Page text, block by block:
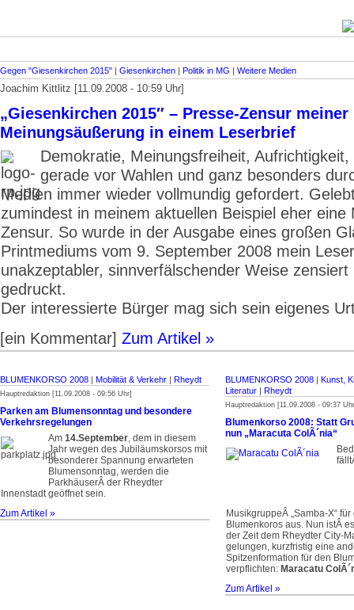
Gegen "Giesenkirchen 2015" | Giesenkirchen | Politik in MG | Weitere Medien
Joachim Kittlitz [11.09.2008 - 10:59 Uhr]
„Giesenkirchen 2015″ – Presse-Zensur meiner
Meinungsäußerung in einem Leserbrief
Demokratie, Meinungsfreiheit,
gerade vor Wahlen und ganz besonders
Medien immer wieder vollmundig gefordert.
zumindest in meinem aktuellen Beispiel eher eine
Zensur. So wurde in der Ausgabe eines großen
Printmediums vom 9. September 2008 mein
unakzeptabler, sinnverfälschender Weise zensiert
gedruckt.
Der interessierte Bürger mag sich sein eigenes
[ein Kommentar] Zum Artikel »
BLUMENKORSO 2008 | Mobilität & Verkehr | Rheydt
Hauptredaktion [11.09.2008 - 09:56 Uhr]
Parken am Blumensonntag und besondere
Verkehrsregelungen
Am 14.September, dem in diesem
Jahr wegen des Jubiläumskorsos mit
besonderer Spannung erwarteten
Blumensonntag, werden die
ParkhäuserÂ der Rheydter
Innenstadt geöffnet sein.
Zum Artikel »
BLUMENKORSO 2008 | Kunst,
Literatur | Rheydt
Hauptredaktion [11.09.2008 - 09:37
Blumenkorso 2008: Statt
nun „Maracuta ColÃ´nia“
MusikgruppeÂ „Samba-X“
Blumenkoros aus. Nun istÂ
der Zeit dem Rheydter City-
gelungen, kurzfristig eine
Spitzenformation für den
verpflichten: Maracatu
Zum Artikel »